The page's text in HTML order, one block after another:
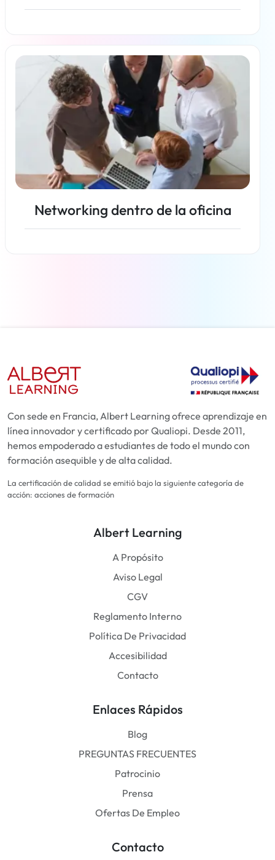
Más información
Networking dentro de la oficina
Con sede en Francia, Albert Learning ofrece aprendizaje en
línea innovador y certificado por Qualiopi. Desde 2011,
hemos empoderado a estudiantes de todo el mundo con
formación asequible y de alta calidad.
La certificación de calidad se emitió bajo la siguiente categoría de
acción: acciones de formación
Albert Learning
A Propósito
Aviso Legal
CGV
Reglamento Interno
Política De Privacidad
Accesibilidad
Contacto
Enlaces Rápidos
Blog
PREGUNTAS FRECUENTES
Patrocinio
Prensa
Ofertas De Empleo
Contacto